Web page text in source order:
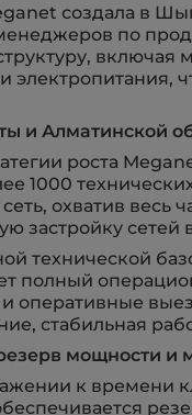
создала в
по
и Алматинской
роста
1000
охватив весь
застройку
технической
полный
оперативные
стабильная
мощности и
к времени